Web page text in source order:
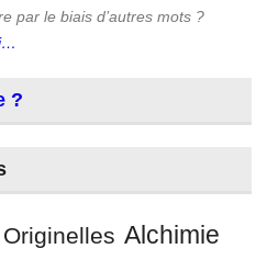
par le biais d’autres mots ?
?
Alchimie